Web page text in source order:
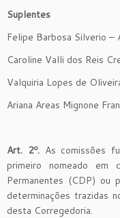
Suplentes
Felipe Barbosa Silverio –
Caroline Valli dos Reis
Valquiria Lopes de
Ariana Areas Mignone
Art. 2º. As comissões
primeiro nomeado em
Permanentes (CDP) ou
determinações trazidas
desta Corregedoria.